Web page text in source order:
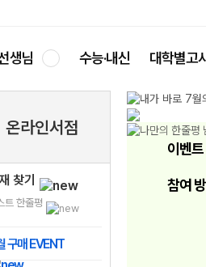
생님 수능·내신 대학별고
온라인서점
찾기
트 한줄평
구매 EVENT
이벤
참여